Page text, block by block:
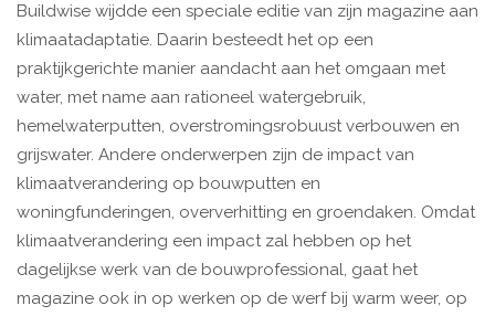
Buildwise wijdde een speciale editie van zijn magazine aan
klimaatadaptatie. Daarin besteedt het op een
praktijkgerichte manier aandacht aan het omgaan met
water, met name aan rationeel watergebruik,
hemelwaterputten, overstromingsrobuust verbouwen en
grijswater. Andere onderwerpen zijn de impact van
klimaatverandering op bouwputten en
woningfunderingen, oververhitting en groendaken. Omdat
klimaatverandering een impact zal hebben op het
dagelijkse werk van de bouwprofessional, gaat het
magazine ook in op werken op de werf bij warm weer, op